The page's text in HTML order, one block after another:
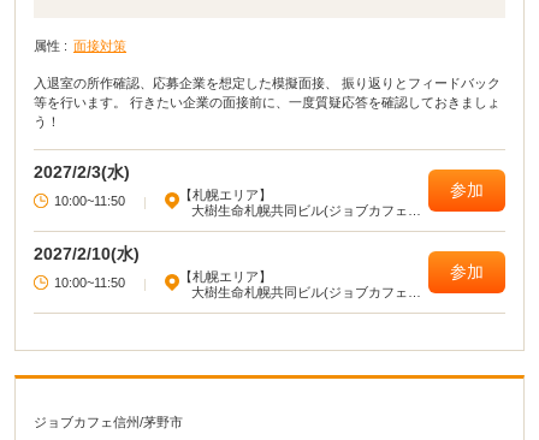
属性 : 面接対策
入退室の所作確認、応募企業を想定した模擬面接、 振り返りとフィードバック
等を行います。 行きたい企業の面接前に、一度質疑応答を確認しておきましょ
う！
2027/2/3(水)
10:00~11:50
【札幌エリア】
大樹生命札幌共同ビル(ジョブカフェ北
参加
2027/2/10(水)
10:00~11:50
【札幌エリア】
大樹生命札幌共同ビル(ジョブカフェ北
参加
ジョブカフェ信州/茅野市